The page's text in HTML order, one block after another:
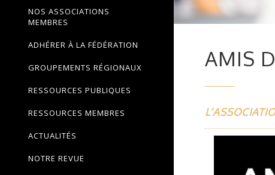
NOS ASSOCIATIONS
MEMBRES
ADHÉRER À LA FÉDÉRATION
GROUPEMENTS RÉGIONAUX
RESSOURCES PUBLIQUES
RESSOURCES MEMBRES
ACTUALITÉS
NOTRE REVUE
AMIS